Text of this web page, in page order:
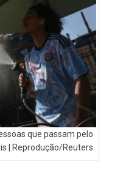
que passam pelo
| Reprodução/Reuters